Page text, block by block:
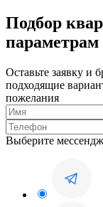
Подбор
параметрам
Оставьте заявку и
подходящие
пожелания
Выберите